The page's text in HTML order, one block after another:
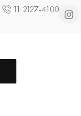
11 2127-4100